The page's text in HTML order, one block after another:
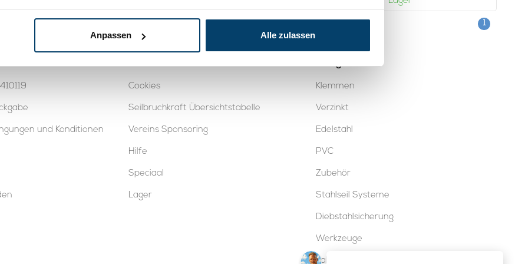
Anpassen Alle zulassen
1
und Konditionen
Cookies
Seilbruchkraft Übersichtstabelle
Vereins Sponsoring
Hilfe
Speciaal
Lager
Klemmen
Verzinkt
Edelstahl
PVC
Zubehör
Stahlseil Systeme
Diebstahlsicherung
Werkzeuge
Kabelschloss